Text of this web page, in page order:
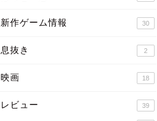
新作ゲーム情報 30
息抜き 2
映画 18
レビュー 39